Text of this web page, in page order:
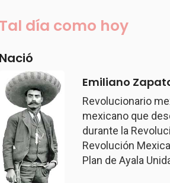
Tal día como hoy
Nació
Emiliano
Revolucionario
mexicano que
durante la
Revolución
Plan de Ayala